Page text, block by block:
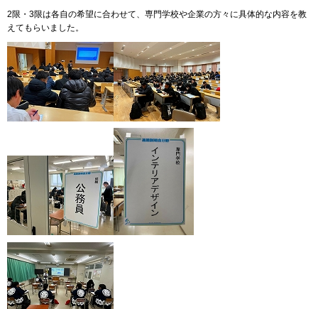
2限・3限は各自の希望に合わせて、専門学校や企業の方々に具体的な内容を教
えてもらいました。